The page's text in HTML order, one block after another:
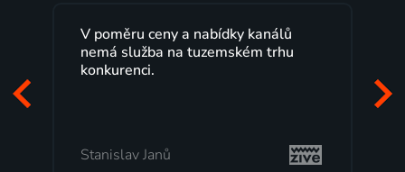
Lepší.TV sleduji už několik let s
maximální spokojeností. Velký výběr
programů a nemuset běžet k TV na
Milada Tomešová